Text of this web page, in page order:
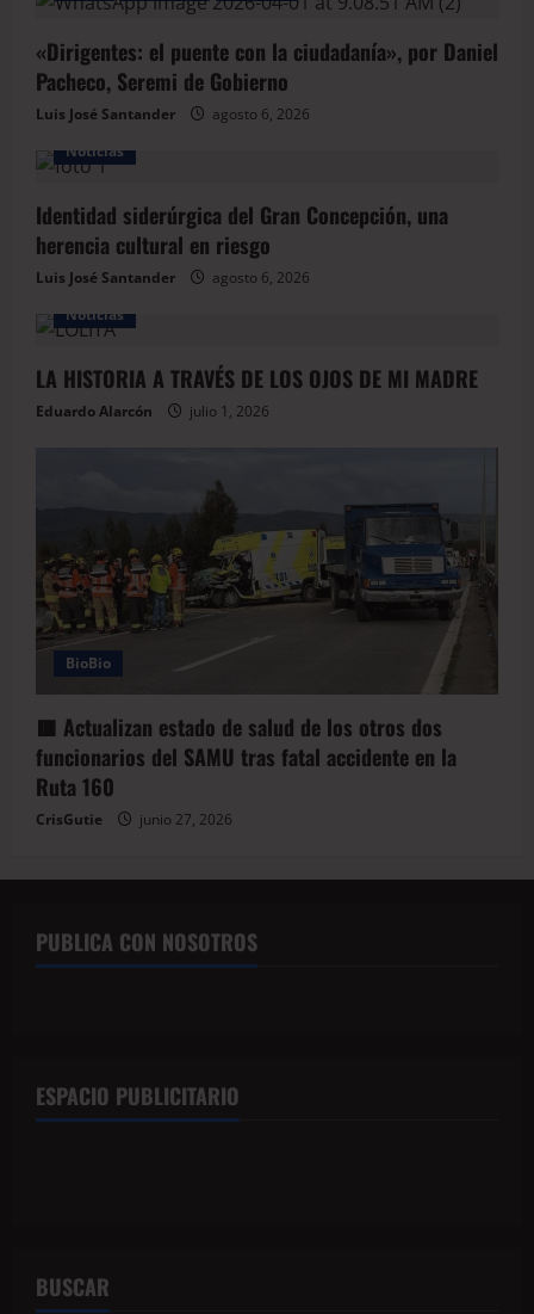
«Dirigentes: el puente con la ciudadanía», por Daniel
Pacheco, Seremi de Gobierno
Luis José Santander
agosto 6, 2026
Noticias
Identidad siderúrgica del Gran Concepción, una
herencia cultural en riesgo
Luis José Santander
agosto 6, 2026
Noticias
LA HISTORIA A TRAVÉS DE LOS OJOS DE MI MADRE
Eduardo Alarcón julio 1, 2026
BioBio
🟥 Actualizan estado de salud de los otros dos
funcionarios del SAMU tras fatal accidente en la
Ruta 160
CrisGutie junio 27, 2026
PUBLICA CON NOSOTROS
ESPACIO PUBLICITARIO
BUSCAR